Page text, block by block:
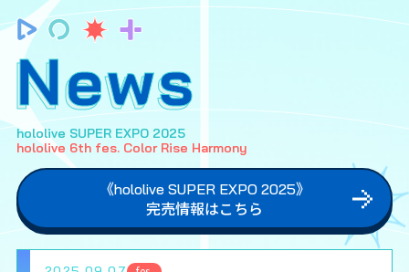
News
hololive SUPER EXPO 2025
hololive 6th fes. Color Rise Harmony
《hololive SUPER EXPO 2025》
完売情報はこちら